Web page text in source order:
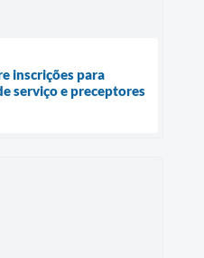
inscrições para
serviço e preceptores